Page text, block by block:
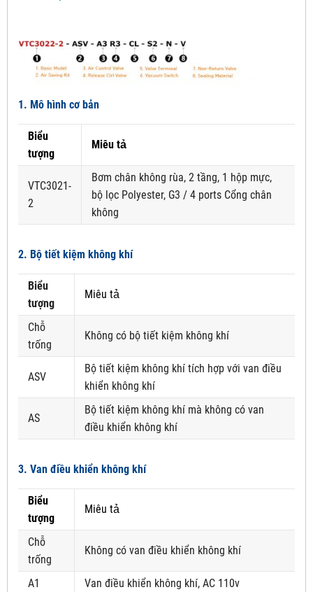
1. Mô hình cơ bản
Biểu
tượng
Miêu tả
VTC3021-
2
Bơm chân không rùa, 2 tầng, 1 hộp mực,
bộ lọc Polyester, G3 / 4 ports Cổng chân
không
2. Bộ tiết kiệm không khí
Biểu
tượng
Miêu tả
Chỗ
trống
Không có bộ tiết kiệm không khí
ASV
Bộ tiết kiệm không khí tích hợp với van điều
khiển không khí
AS
Bộ tiết kiệm không khí mà không có van
điều khiển không khí
3. Van điều khiển không khí
Biểu
tượng
Miêu tả
Chỗ
trống
Không có van điều khiển không khí
A1
Van điều khiển không khí, AC 110v